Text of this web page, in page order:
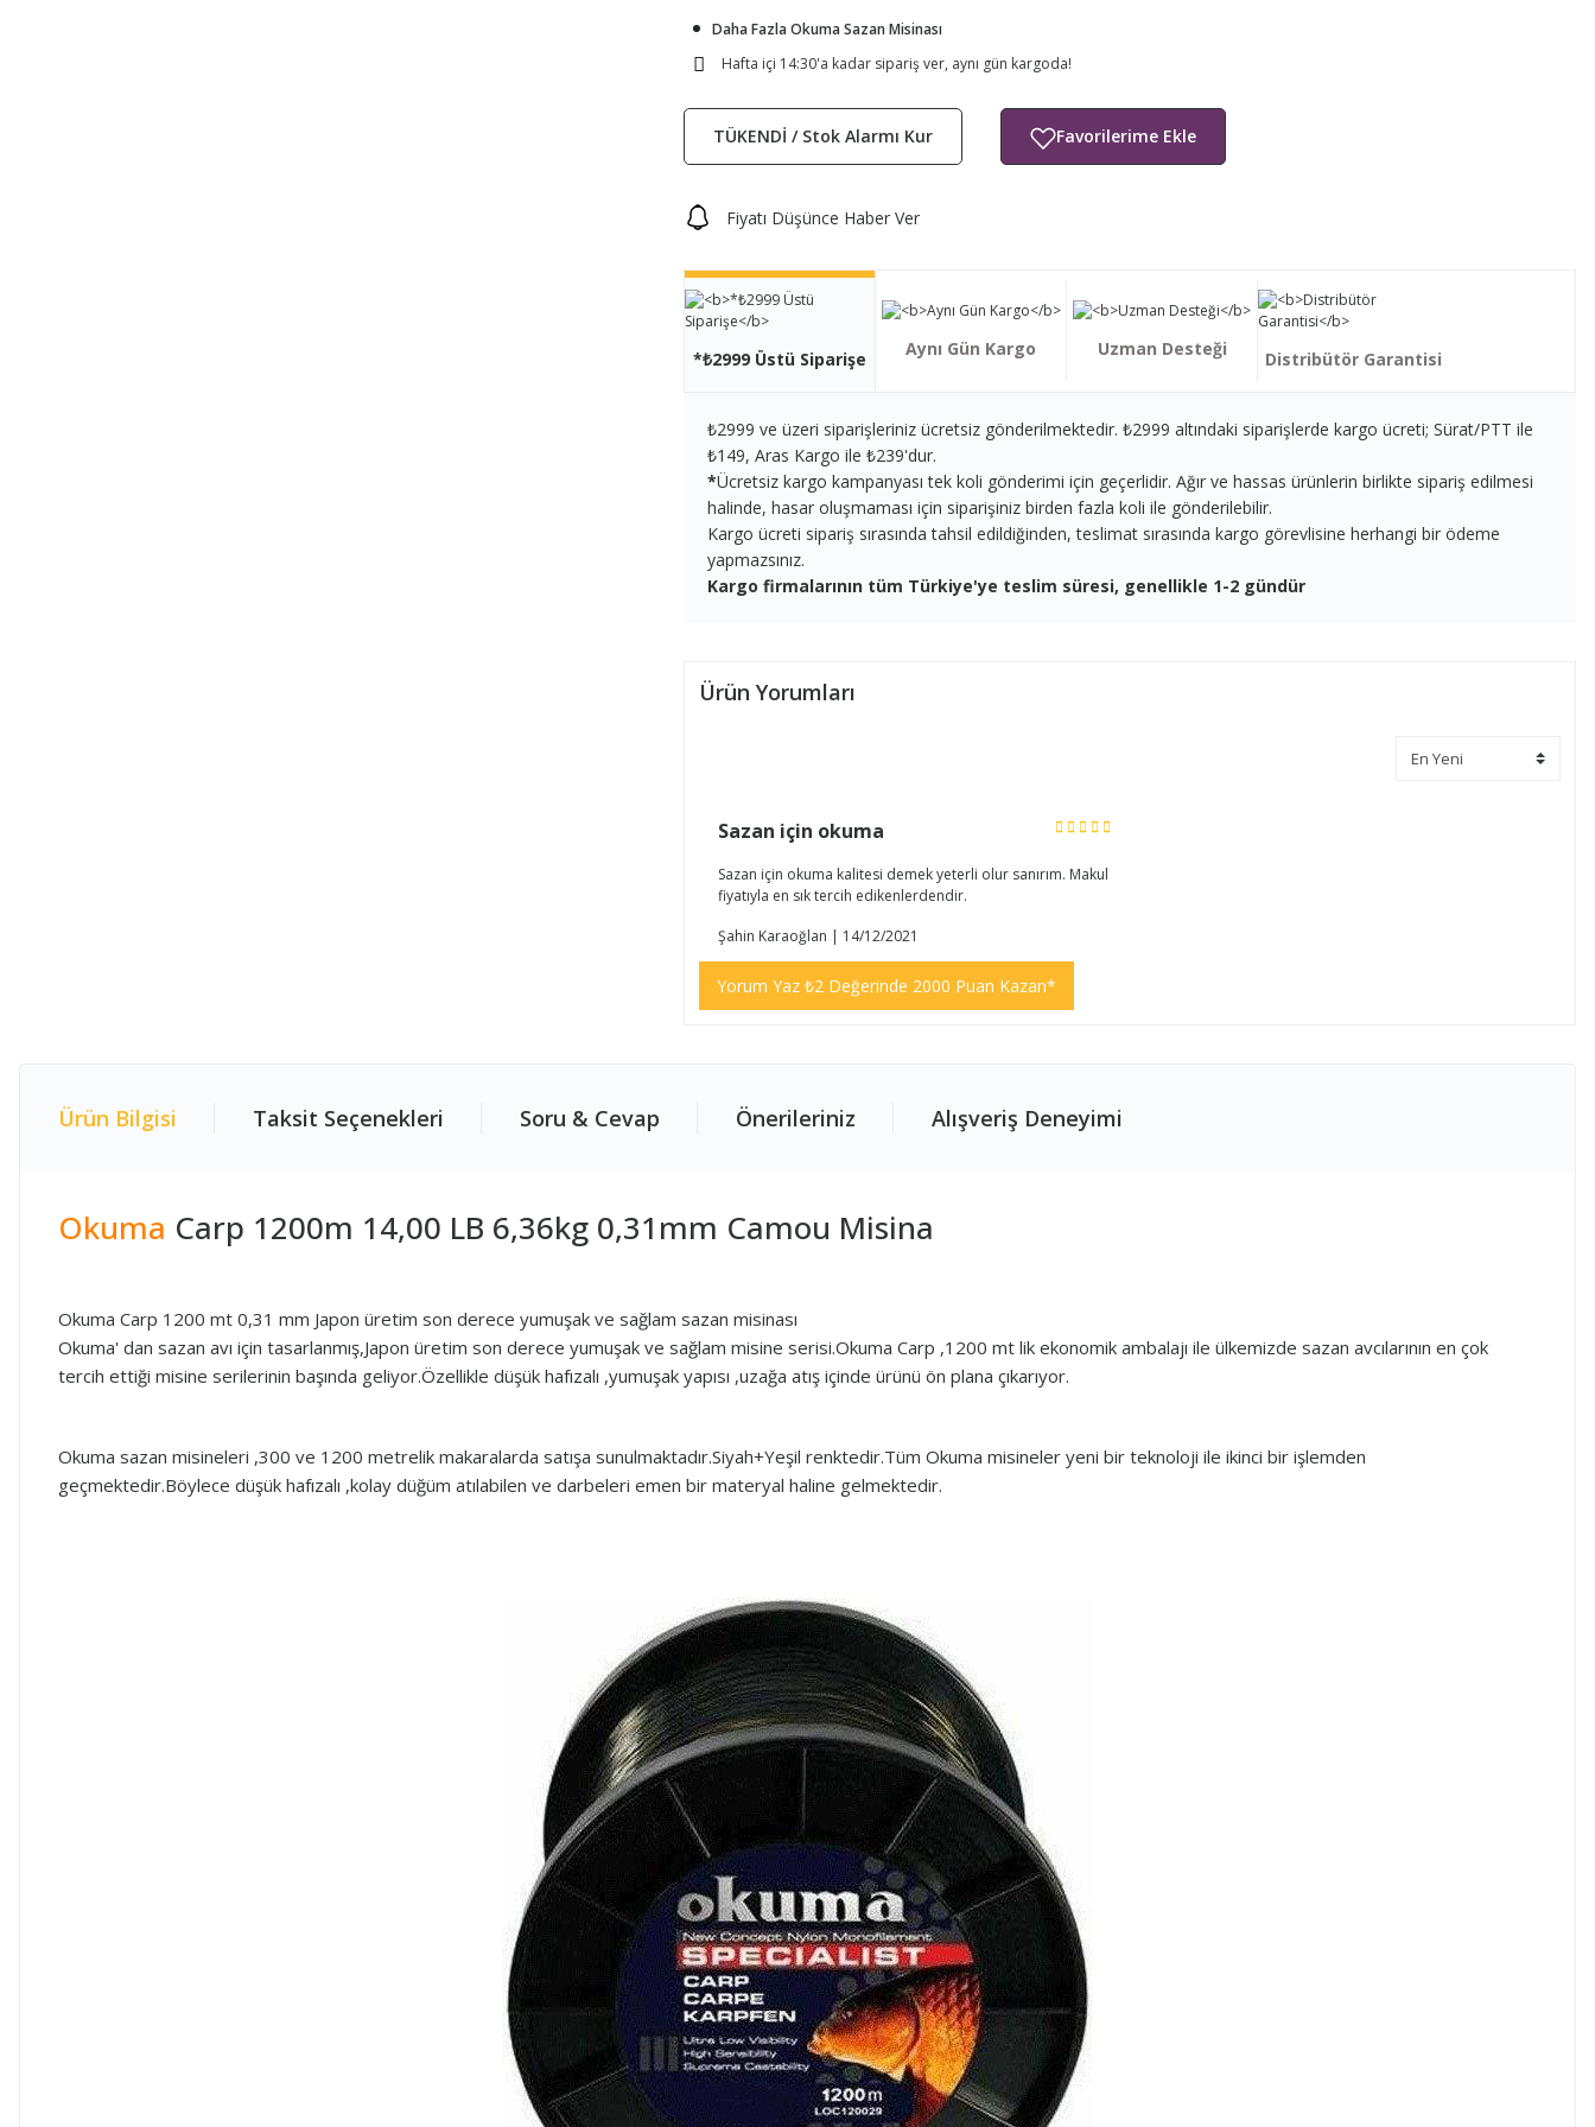
Daha Fazla Okuma Sazan Misinası
Hafta içi 14:30'a kadar sipariş ver, aynı gün kargoda!
TÜKENDİ / Stok Alarmı Kur
Fiyatı Düşünce Haber Ver
*₺2999 Üstü Siparişe Aynı Gün Kargo Uzman Desteği Distribütör Garantisi
₺2999 ve üzeri siparişleriniz ücretsiz gönderilmektedir. ₺2999 altındaki siparişlerde kargo ücreti; Sürat/PTT ile
₺149, Aras Kargo ile ₺239'dur.
*Ücretsiz kargo kampanyası tek koli gönderimi için geçerlidir. Ağır ve hassas ürünlerin birlikte sipariş edilmesi
halinde, hasar oluşmaması için siparişiniz birden fazla koli ile gönderilebilir.
Kargo ücreti sipariş sırasında tahsil edildiğinden, teslimat sırasında kargo görevlisine herhangi bir ödeme
yapmazsınız.
Kargo firmalarının tüm Türkiye'ye teslim süresi, genellikle 1-2 gündür
Ürün Yorumları
Sazan için okuma
Sazan için okuma kalitesi demek yeterli olur sanırım. Makul
fiyatıyla en sık tercih edikenlerdendir.
Şahin Karaoğlan | 14/12/2021
Yorum Yaz ₺2 Değerinde 2000 Puan Kazan*
Ürün Bilgisi Taksit Seçenekleri Soru & Cevap Önerileriniz Alışveriş Deneyimi
Okuma Carp 1200m 14,00 LB 6,36kg 0,31mm Camou Misina
Okuma Carp 1200 mt 0,31 mm Japon üretim son derece yumuşak ve sağlam sazan misinası
Okuma' dan sazan avı için tasarlanmış,Japon üretim son derece yumuşak ve sağlam misine serisi.Okuma Carp ,1200 mt lik ekonomik ambalajı ile ülkemizde sazan avcılarının en çok
tercih ettiği misine serilerinin başında geliyor.Özellikle düşük hafızalı ,yumuşak yapısı ,uzağa atış içinde ürünü ön plana çıkarıyor.
Okuma sazan misineleri ,300 ve 1200 metrelik makaralarda satışa sunulmaktadır.Siyah+Yeşil renktedir.Tüm Okuma misineler yeni bir teknoloji ile ikinci bir işlemden
geçmektedir.Böylece düşük hafızalı ,kolay düğüm atılabilen ve darbeleri emen bir materyal haline gelmektedir.